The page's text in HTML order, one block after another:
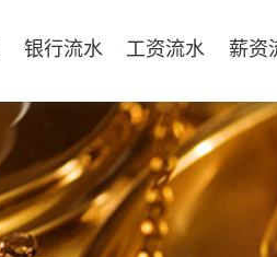
银行流水 工资流水 薪资